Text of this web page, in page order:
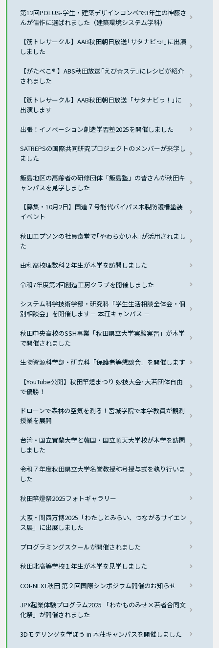
第12回POLUS-学生・建築デザインコンペで3年生の神藤さ
んが佳作に選ばれました（建築環境システム学科）
【筋トレサークル】AAB秋田朝日放送｢サタナビっ!｣に出演
しました
【がたべこ® 】ABS秋田放送｢えび☆ステ｣にレシピが紹介
されました
【筋トレサークル】AAB秋田朝日放送「サタナビっ！｣に
出演します
出張！イノベーション創造学習塾2025を開催しました
SATREPSの国際共同研究プロジェクトのメンバーが来学し
ました
飯島地区の高齢者の研修団体「飯島塾」の皆さんが秋田キ
ャンパスを見学しました
【募集・10月2日】国道７号能代バイパス木製防護柵塗装
イベント
秋田エプソンの社員食堂で｢やわらかい木｣が活用されまし
た
由利高校理数科２年生が本学を訪問しました
令和7年度第2回創造工房クラブを開催しました
システム科学技術学部・研究科「学生生活相談全体会・個
別相談会」を開催します－ 本荘キャンパス －
秋田中央高校のSSH事業「秋田県立大学実験実習」が本学
で開催されました
生物資源科学部・研究科「保護者等懇談会」を開催します
【YouTube公開】秋田竿燈まつり 妙技大会･大若団体自由
で優勝！
ドローンで森林の空気を測る！宮城学院で本学教員が観測
授業を展開
台湾・国立宜蘭大学と韓国・国立順天大学校が本学を訪問
しました
令和７年度秋田県立大学名誉教授称号授与式を執り行いま
した
秋田竿燈祭2025フォトギャラリー
大阪・関西万博2025「わたしとみらい、つながるサイエン
ス展」に出展しました
プログラミングスクールが開催されました
秋田北高等学校１年生が本学を見学しました
COI-NEXT秋田 第２回国際シンポジウム開催のお知らせ
JPX起業体験プログラム2025 「わかものみせ×若者合同文
化祭」が開催されました
3Dモデリングを学ぼう in 本荘キャンパスを開催しました